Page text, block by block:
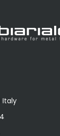
Italy